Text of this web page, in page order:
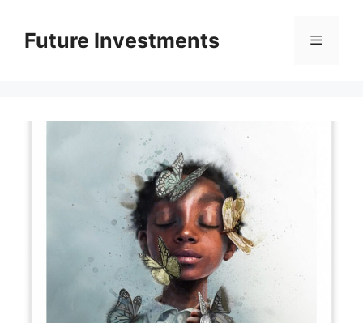
вмістуFuture Investments Меню